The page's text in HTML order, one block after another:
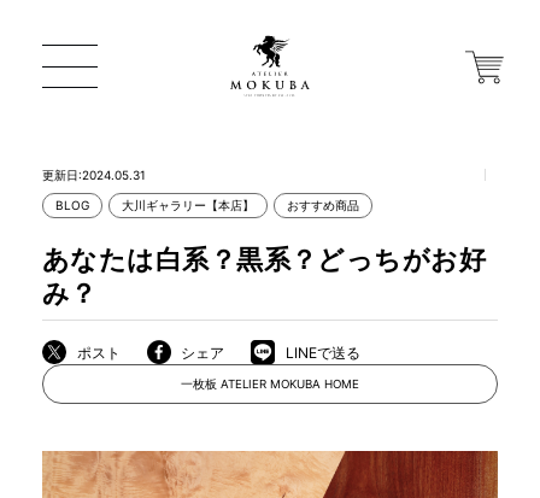
一枚板 ATELIER MOKUBA HOME
MOKUBA について
更新日:2024.05.31
BLOG 大川ギャラリー【本店】 おすすめ商品
あなたは白系？黒系？どっちがお好
み？
ポスト シェア LINEで送る
一枚板 ATELIER MOKUBA HOME